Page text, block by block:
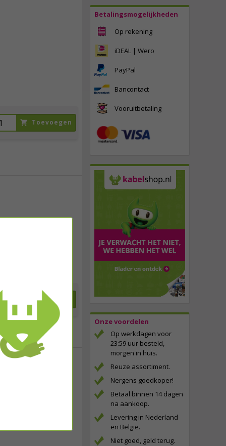
Betalingsmogelijkheden
Op rekening
iDEAL | Wero
PayPal
Bancontact
Vooruitbetaling
Onze voordelen
Op werkdagen voor
23:59 uur besteld,
morgen in huis.
Reuze assortiment.
Nergens goedkoper!
Betaal binnen 14 dagen
na aankoop.
Levering in Nederland
en België.
Niet goed, geld terug.
Toevoegen
Toevoegen